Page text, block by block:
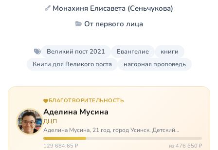
Монахиня Елисавета (Сеньчукова)
От первого лица
Великий пост 2021 Евангелие
книги
Книги для Великого поста
нагорная проповедь
БЛАГОТВОРИТЕЛЬНОСТЬ
Аделина Мусина
ДЦП
Аделина Мусина, 21 год, город Усинск. Детский
церебральный паралич, передвигается на ходунках или
коляске. Аделине требуется помощь, чтобы ноги
129 684,65 ₽ из 476 650 ₽